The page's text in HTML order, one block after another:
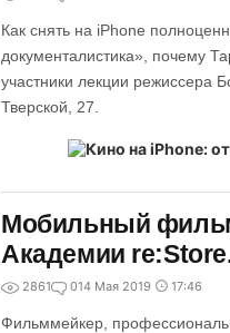
Как снять на iPhone
документалистика», почему
участники лекции режиссера
Тверской, 27.
Мобильный
Академии
2861 014 Мая 2019 17:46
Фильммейкер,